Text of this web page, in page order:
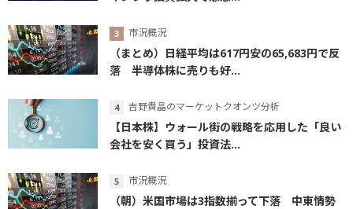
市況概況
（まとめ）日経平均は617円安の65,683円で反
落 半導体株に売りも好...
吉野貴晶のマーケットクオンツ分析
【日本株】ウォール街の戦略を応用した「良い
会社を安く買う」投資法...
市況概況
（朝）米国市場は3指数揃って下落 中東情勢